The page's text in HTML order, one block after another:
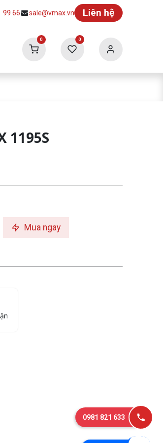
99 66 sale@vmax.vn Liên hệ
0 0
1195S
Mua ngay
0981 821 633